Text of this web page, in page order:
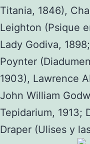
Titania, 1846),
Leighton (Psique
Lady Godiva,
Poynter
1903), Lawrence
John William
Tepidarium, 1913;
Draper (Ulises y